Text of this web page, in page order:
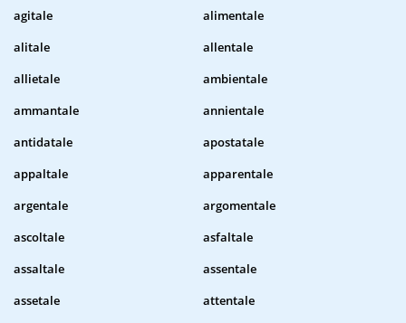
agitale
alimentale
alitale
allentale
allietale
ambientale
ammantale
annientale
antidatale
apostatale
appaltale
apparentale
argentale
argomentale
ascoltale
asfaltale
assaltale
assentale
assetale
attentale